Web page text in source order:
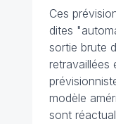
Ces
dites
sortie brute
retravaillées
modèle
sont